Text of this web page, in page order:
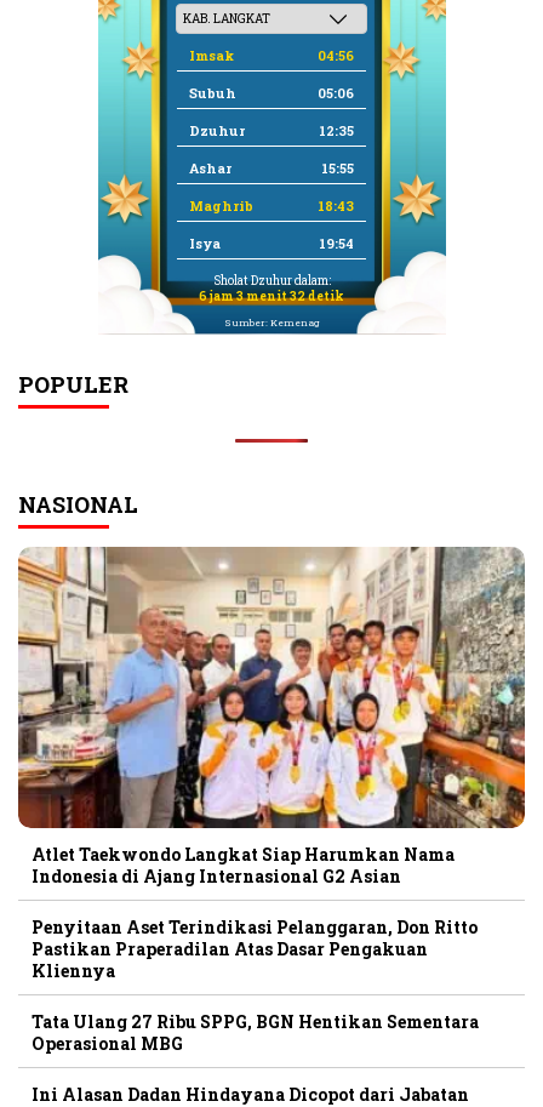
Imsak 04:56
Subuh 05:06
Dzuhur 12:35
Ashar 15:55
Maghrib 18:43
Isya 19:54
Sholat Dzuhur dalam:
6 jam 3 menit 32 detik
Sumber: Kemenag
POPULER
NASIONAL
Atlet Taekwondo Langkat Siap Harumkan Nama
Indonesia di Ajang Internasional G2 Asian
Penyitaan Aset Terindikasi Pelanggaran, Don Ritto
Pastikan Praperadilan Atas Dasar Pengakuan
Kliennya
Tata Ulang 27 Ribu SPPG, BGN Hentikan Sementara
Operasional MBG
Ini Alasan Dadan Hindayana Dicopot dari Jabatan